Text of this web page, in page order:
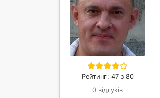
Рейтинг: 47 з 80
0 відгуків